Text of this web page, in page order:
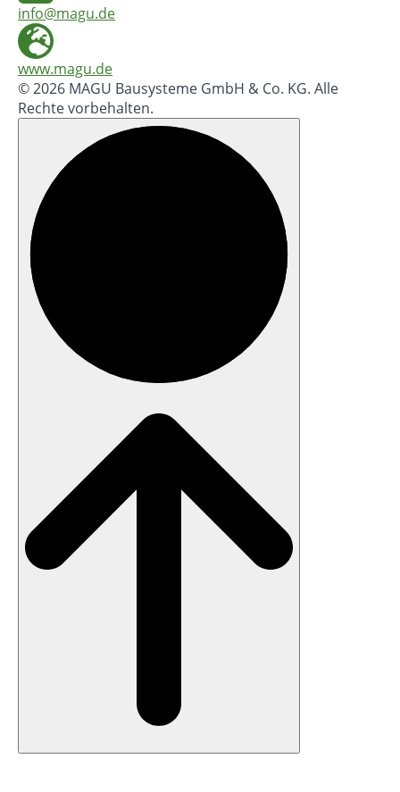
info@magu.de
www.magu.de
© 2026 MAGU Bausysteme GmbH & Co. KG. Alle
Rechte vorbehalten.